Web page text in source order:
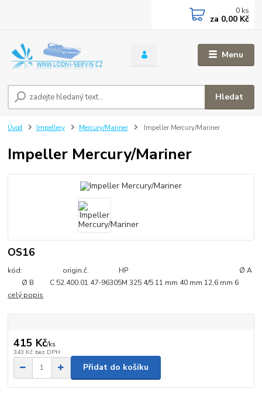
Menu
Hledat
0 ks
za 0,00 Kč
Úvod Impellery Mercury/Mariner Impeller Mercury/Mariner
Impeller Mercury/Mariner
OS16
kód: origin.č. HP Ø A
Ø B C 52.400.01 47-96305M 325 4/5 11 mm 40 mm 12,6 mm 6
celý popis
415 Kč/ks
343 Kč bez DPH
Přidat do košíku